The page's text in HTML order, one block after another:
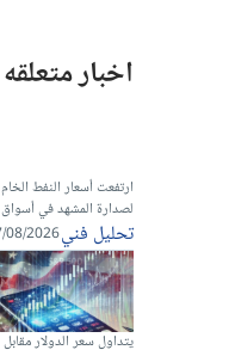
اخبار متعلقه
لصدارة المشهد في أسواق
تحليل فني2026 14:06 GMT0